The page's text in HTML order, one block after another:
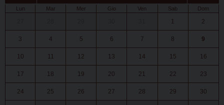
Lun Mar Mer Gio Ven Sab Dom
1 2
3 4 5 6 7 8 9
10 11 12 13 14 15 16
17 18 19 20 21 22 23
24 25 26 27 28 29 30